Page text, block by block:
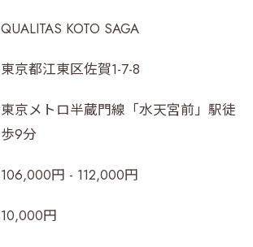
QUALITAS KOTO SAGA
東京都江東区佐賀1-7-8
東京メトロ半蔵門線「水天宮前」駅徒
歩9分
106,000円 - 112,000円
10,000円